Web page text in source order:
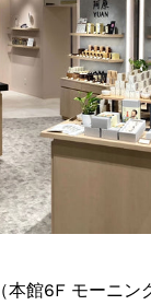
（本館6F モーニン